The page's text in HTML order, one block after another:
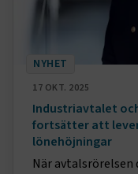
NYHET
17 OKT. 2025
Industriavtalet
fortsätter att
lönehöjningar
När avtalsrörelsen